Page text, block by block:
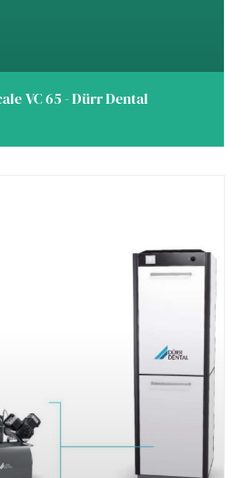
VC 65 - Dürr Dental